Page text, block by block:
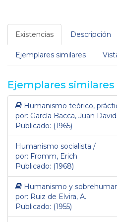
Existencias Descripción
Ejemplares similares
Ejemplares similares
Humanismo teórico,
por: García Bacca, Juan David
Publicado: (1965)
Humanismo socialista /
por: Fromm, Erich
Publicado: (1968)
Humanismo y
por: Ruiz de Elvira, A.
Publicado: (1955)